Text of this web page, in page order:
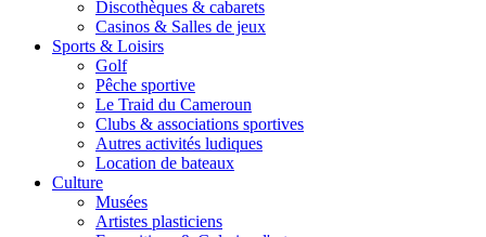
Discothèques & cabarets
Casinos & Salles de jeux
Sports & Loisirs
Golf
Pêche sportive
Le Traid du Cameroun
Clubs & associations sportives
Autres activités ludiques
Location de bateaux
Culture
Musées
Artistes plasticiens